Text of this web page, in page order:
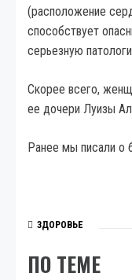
(расположение
способствует
серьезную
Скорее всего,
ее дочери Луизы
Ранее мы писали о
ЗДОРОВЬЕ
ПО ТЕМЕ